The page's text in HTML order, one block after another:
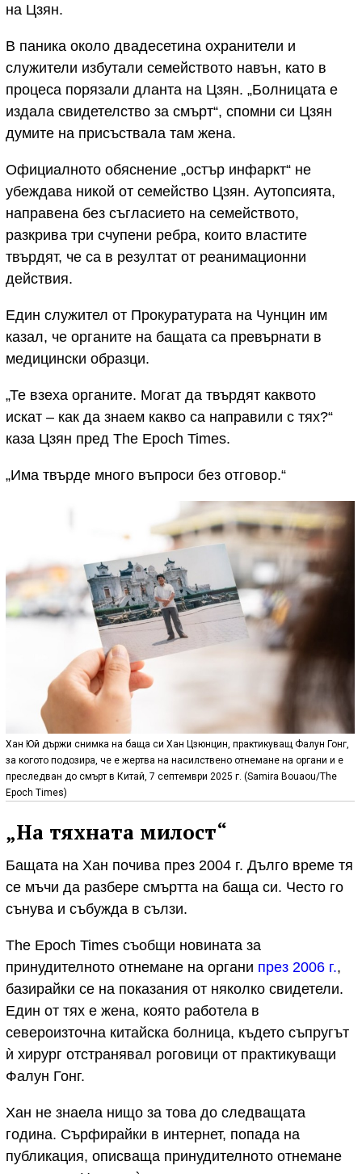
на Цзян.
В паника около двадесетина охранители и
служители избутали семейството навън, като в
процеса порязали дланта на Цзян. „Болницата е
издала свидетелство за смърт“, спомни си Цзян
думите на присъствала там жена.
Официалното обяснение „остър инфаркт“ не
убеждава никой от семейство Цзян. Аутопсията,
направена без съгласието на семейството,
разкрива три счупени ребра, които властите
твърдят, че са в резултат от реанимационни
действия.
Един служител от Прокуратурата на Чунцин им
казал, че органите на бащата са превърнати в
медицински образци.
„Те взеха органите. Могат да твърдят каквото
искат – как да знаем какво са направили с тях?“
каза Цзян пред The Epoch Times.
„Има твърде много въпроси без отговор.“
Хан Юй държи снимка на баща си Хан Цзюнцин, практикуващ Фалун Гонг,
за когото подозира, че е жертва на насилствено отнемане на органи и е
преследван до смърт в Китай, 7 септември 2025 г. (Samira Bouaou/The
Epoch Times)
„На тяхната милост“
Бащата на Хан почива през 2004 г. Дълго време тя
се мъчи да разбере смъртта на баща си. Често го
сънува и събужда в сълзи.
The Epoch Times съобщи новината за
принудителното отнемане на органи през 2006 г.,
базирайки се на показания от няколко свидетели.
Един от тях е жена, която работела в
североизточна китайска болница, където съпругът
ѝ хирург отстранявал роговици от практикуващи
Фалун Гонг.
Хан не знаела нищо за това до следващата
година. Сърфирайки в интернет, попада на
публикация, описваща принудителното отнемане